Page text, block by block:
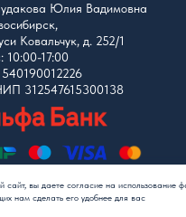
сайт, вы даете согласие на использование
нам сделать его удобнее для вас
политика обработки
DrM |
Юлия Вадимовна
Ковальчук, д. 252/1
10:00-17:00
312547615300138